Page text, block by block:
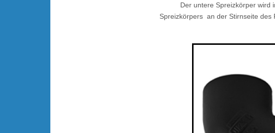
Der untere Spreizkörper wird
Spreizkörpers an der Stirnseite des